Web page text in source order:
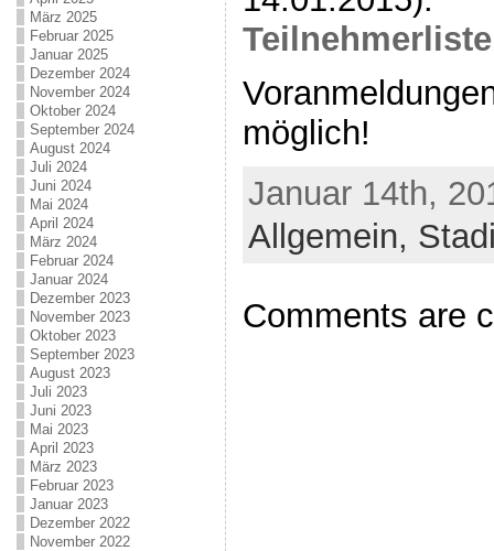
März 2025
Februar 2025
Januar 2025
Dezember 2024
November 2024
Oktober 2024
September 2024
August 2024
Juli 2024
Juni 2024
Mai 2024
April 2024
März 2024
Februar 2024
Januar 2024
Dezember 2023
November 2023
Oktober 2023
September 2023
August 2023
Juli 2023
Juni 2023
Mai 2023
April 2023
März 2023
Februar 2023
Januar 2023
Dezember 2022
November 2022
möglich!
Januar 14th,
Allgemein,
Comments are